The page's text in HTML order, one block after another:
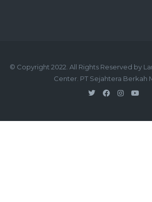
© Copyright 2022. All Rights Reserved by
Center. PT Sejahtera Berkah